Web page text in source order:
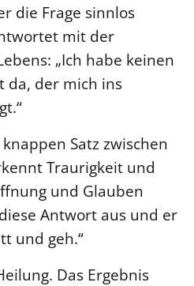
die Frage sinnlos
mit der
„Ich habe keinen
da, der mich ins
Satz zwischen
Traurigkeit und
und Glauben
Antwort aus und er
und geh.“
Das Ergebnis